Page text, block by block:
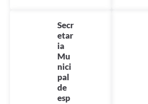
Secr
etar
ia
Mu
nici
pal
de
esp